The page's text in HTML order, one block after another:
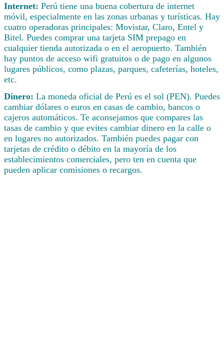
Internet: Perú tiene una buena cobertura de internet
móvil, especialmente en las zonas urbanas y turísticas. Hay
cuatro operadoras principales: Movistar, Claro, Entel y
Bitel. Puedes comprar una tarjeta SIM prepago en
cualquier tienda autorizada o en el aeropuerto. También
hay puntos de acceso wifi gratuitos o de pago en algunos
lugares públicos, como plazas, parques, cafeterías, hoteles,
etc.
Dinero: La moneda oficial de Perú es el sol (PEN). Puedes
cambiar dólares o euros en casas de cambio, bancos o
cajeros automáticos. Te aconsejamos que compares las
tasas de cambio y que evites cambiar dinero en la calle o
en lugares no autorizados. También puedes pagar con
tarjetas de crédito o débito en la mayoría de los
establecimientos comerciales, pero ten en cuenta que
pueden aplicar comisiones o recargos.